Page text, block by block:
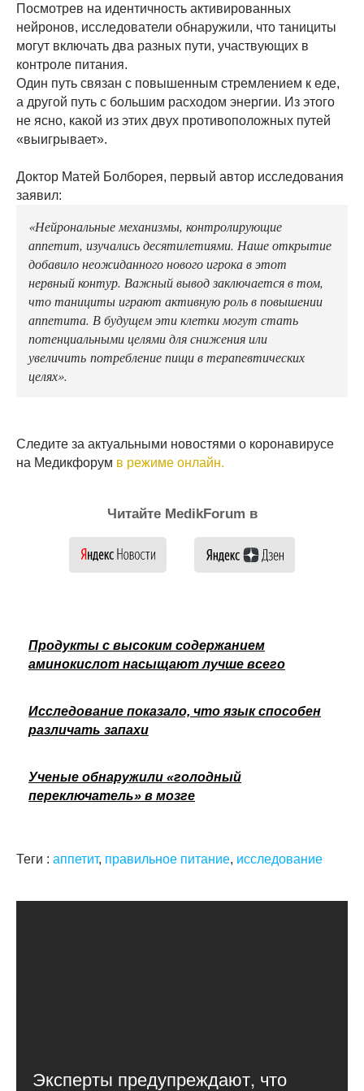
Посмотрев на идентичность активированных
нейронов, исследователи обнаружили, что танициты
могут включать два разных пути, участвующих в
контроле питания.
Один путь связан с повышенным стремлением к еде,
а другой путь с большим расходом энергии. Из этого
не ясно, какой из этих двух противоположных путей
«выигрывает».
Доктор Матей Болборея, первый автор исследования
заявил:
«Нейрональные механизмы, контролирующие
аппетит, изучались десятилетиями. Наше открытие
добавило неожиданного нового игрока в этот
нервный контур. Важный вывод заключается в том,
что танициты играют активную роль в повышении
аппетита. В будущем эти клетки могут стать
потенциальными целями для снижения или
увеличить потребление пищи в терапевтических
целях».
Следите за актуальными новостями о коронавирусе
на Медикфорум в режиме онлайн.
Читайте MedikForum в
Продукты с высоким содержанием
аминокислот насыщают лучше всего
Исследование показало, что язык способен
различать запахи
Ученые обнаружили «голодный
переключатель» в мозге
Теги : аппетит, правильное питание, исследование
Эксперты предупреждают, что